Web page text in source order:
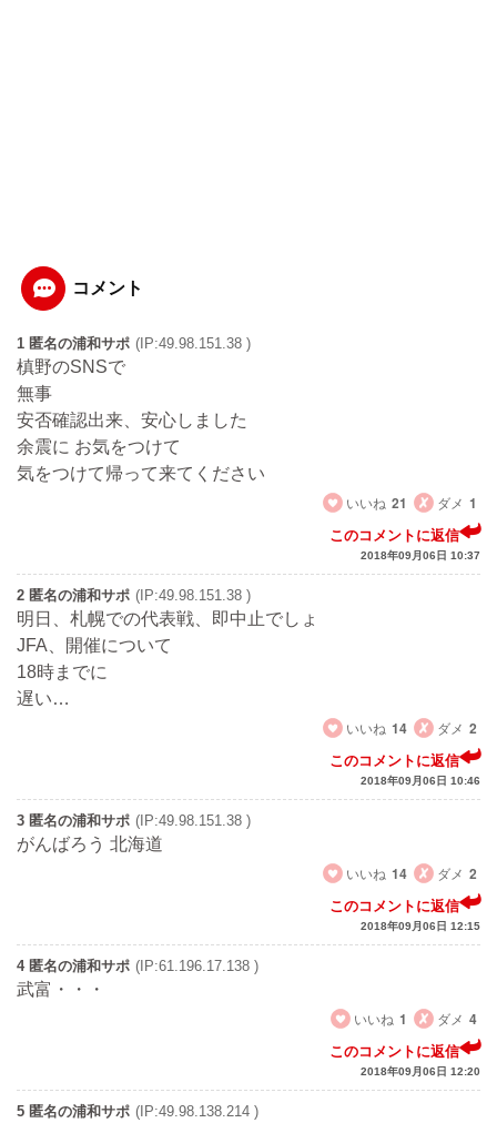
コメント
1 匿名の浦和サポ (IP:49.98.151.38 )
槙野のSNSで
無事
安否確認出来、安心しました
余震に お気をつけて
気をつけて帰って来てください
いいね 21 ダメ 1
このコメントに返信
2018年09月06日 10:37
2 匿名の浦和サポ (IP:49.98.151.38 )
明日、札幌での代表戦、即中止でしょ
JFA、開催について
18時までに
遅い…
いいね 14 ダメ 2
このコメントに返信
2018年09月06日 10:46
3 匿名の浦和サポ (IP:49.98.151.38 )
がんばろう 北海道
いいね 14 ダメ 2
このコメントに返信
2018年09月06日 12:15
4 匿名の浦和サポ (IP:61.196.17.138 )
武富・・・
いいね 1 ダメ 4
このコメントに返信
2018年09月06日 12:20
5 匿名の浦和サポ (IP:49.98.138.214 )